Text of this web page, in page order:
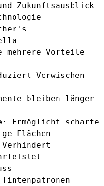
Zukunftsausblick
mehrere Vorteile
Verwischen
bleiben länger
: Ermöglicht scharfe
Flächen